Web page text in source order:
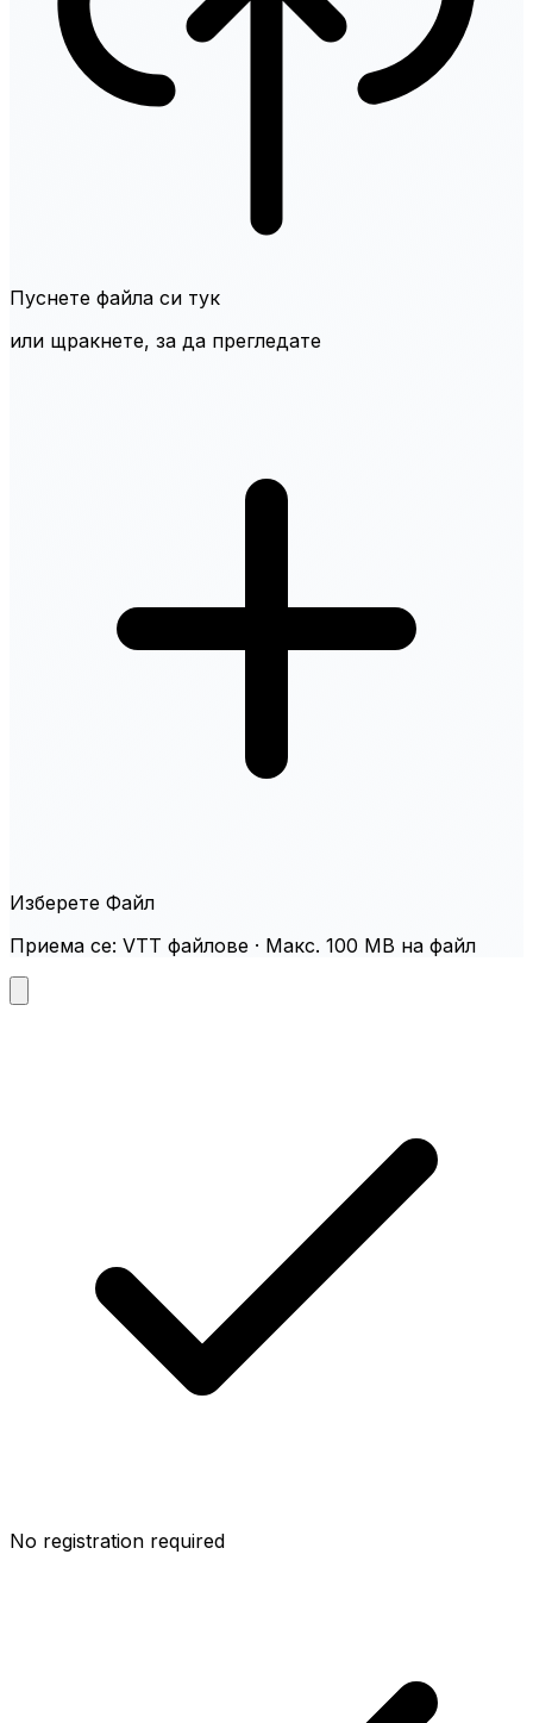
Пуснете файла си тук
или щракнете, за да прегледате
Изберете Файл
Приема се: VTT файлове · Макс. 100 MB на файл
No registration required